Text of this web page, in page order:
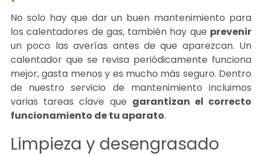
No solo hay que dar un buen mantenimiento para
los calentadores de gas, también hay que prevenir
un poco las averías antes de que aparezcan. Un
calentador que se revisa periódicamente funciona
mejor, gasta menos y es mucho más seguro. Dentro
de nuestro servicio de mantenimiento incluimos
varias tareas clave que garantizan el correcto
funcionamiento de tu aparato.
Limpieza y desengrasado